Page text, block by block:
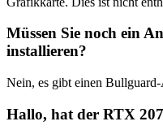
Müssen Sie noch ein
installieren?
Nein, es gibt einen
Hallo, hat der RTX